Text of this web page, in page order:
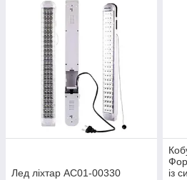
Лед ліхтар AC01-00330
із